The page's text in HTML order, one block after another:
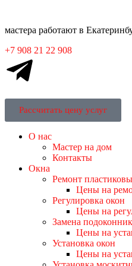
мастера работают в
+7 908 21 22 908
Рассчитать цену услуг
О нас
Мастер на дом
Контакты
Окна
Ремонт
Цены на
Регулировка окон
Цены на
Замена
Цены на
Установка окон
Цены на